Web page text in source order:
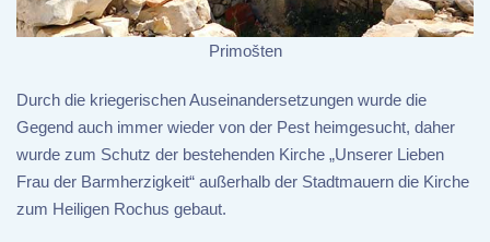
Primošten
Durch die kriegerischen Auseinandersetzungen wurde die
Gegend auch immer wieder von der Pest heimgesucht, daher
wurde zum Schutz der bestehenden Kirche „Unserer Lieben
Frau der Barmherzigkeit“ außerhalb der Stadtmauern die Kirche
zum Heiligen Rochus gebaut.